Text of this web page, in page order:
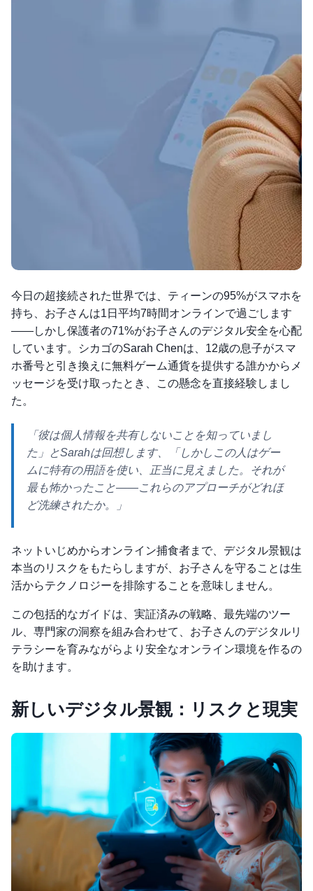
今日の超接続された世界では、ティーンの95%がスマホを
持ち、お子さんは1日平均7時間オンラインで過ごします
——しかし保護者の71%がお子さんのデジタル安全を心配
しています。シカゴのSarah Chenは、12歳の息子がスマ
ホ番号と引き換えに無料ゲーム通貨を提供する誰かからメ
ッセージを受け取ったとき、この懸念を直接経験しまし
た。
「彼は個人情報を共有しないことを知っていまし
た」とSarahは回想します、「しかしこの人はゲー
ムに特有の用語を使い、正当に見えました。それが
最も怖かったこと——これらのアプローチがどれほ
ど洗練されたか。」
ネットいじめからオンライン捕食者まで、デジタル景観は
本当のリスクをもたらしますが、お子さんを守ることは生
活からテクノロジーを排除することを意味しません。
この包括的なガイドは、実証済みの戦略、最先端のツー
ル、専門家の洞察を組み合わせて、お子さんのデジタルリ
テラシーを育みながらより安全なオンライン環境を作るの
を助けます。
新しいデジタル景観：リスクと現実